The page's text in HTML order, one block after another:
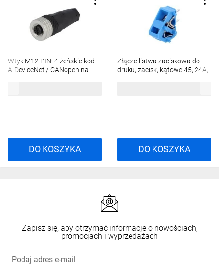
Wtyk M12 PIN: 4 żeńskie kod
A-DeviceNet / CANopen na
DO KOSZYKA
Złącze listwa zaciskowa do
druku, zacisk, kątowe 45, 24A,
DO KOSZYKA
Zapisz się, aby otrzymać informacje o nowościach,
promocjach i wyprzedażach
Podaj adres e-mail